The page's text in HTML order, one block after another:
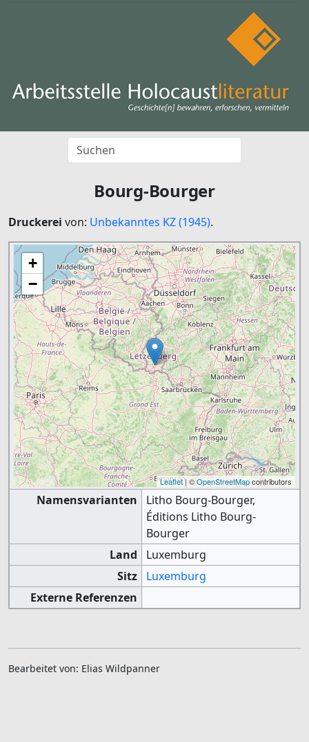
Bourg-Bourger
Druckerei von: Unbekanntes KZ (1945).
+
−
Leaflet| ©OpenStreetMapcontributors
Namensvarianten
Litho Bourg-Bourger,
Éditions Litho Bourg-
Bourger
Land
Luxemburg
Sitz
Luxemburg
Externe Referenzen
Bearbeitet von: Elias Wildpanner